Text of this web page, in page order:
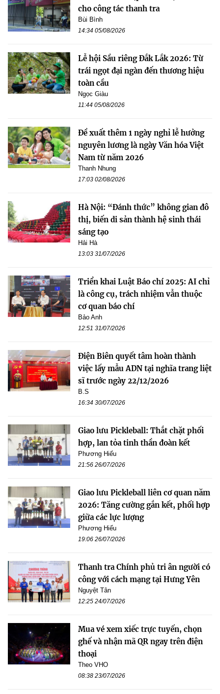
cho công tác thanh tra
Bùi Bình
14:34 05/08/2026
Lễ hội Sầu riêng Đắk Lắk 2026: Từ
trái ngọt đại ngàn đến thương hiệu
toàn cầu
Ngọc Giàu
11:44 05/08/2026
Đề xuất thêm 1 ngày nghỉ lễ hưởng
nguyên lương là ngày Văn hóa Việt
Nam từ năm 2026
Thanh Nhung
17:03 02/08/2026
Hà Nội: “Đánh thức” không gian đô
thị, biến di sản thành hệ sinh thái
sáng tạo
Hải Hà
13:03 31/07/2026
Triển khai Luật Báo chí 2025: AI chỉ
là công cụ, trách nhiệm vẫn thuộc
cơ quan báo chí
Bảo Anh
12:51 31/07/2026
Điện Biên quyết tâm hoàn thành
việc lấy mẫu ADN tại nghĩa trang liệt
sĩ trước ngày 22/12/2026
B.S
16:34 30/07/2026
Giao lưu Pickleball: Thắt chặt phối
hợp, lan tỏa tinh thần đoàn kết
Phương Hiếu
21:56 26/07/2026
Giao lưu Pickleball liên cơ quan năm
2026: Tăng cường gắn kết, phối hợp
giữa các lực lượng
Phương Hiếu
19:06 26/07/2026
Thanh tra Chính phủ tri ân người có
công với cách mạng tại Hưng Yên
Nguyệt Tân
12:25 24/07/2026
Mua vé xem xiếc trực tuyến, chọn
ghế và nhận mã QR ngay trên điện
thoại
Theo VHO
08:38 23/07/2026